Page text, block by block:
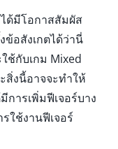
ด้มีโอกาสสัมผัส
ข้อสังเกตได้ว่านี่
ช้กับเกม Mixed
สิ่งนี้อาจจะทำให้
ารเพิ่มฟีเจอร์บาง
ใช้งานฟีเจอร์